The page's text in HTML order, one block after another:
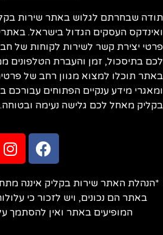
תודה שבחרתם לגלוש באתר שירות
ואינדקס העסקים הגדול בישראל.
פרטי יצירת קשר לשירות לקוחות של
לכם בתיסכול, זמן והעברת הטלפונים
באתר תוכלו למצוא מגוון רחב של
ומאגרי מידע ענקיים הפתוחים עבורכם
בקליק מאחל לכם גלישה נעימה ובטוחה.
*הנהלת האתר שירות בקליק איננה
באתר הם נכונים, ויש לזכור כי
המופיעים באתר ואין להסתמך